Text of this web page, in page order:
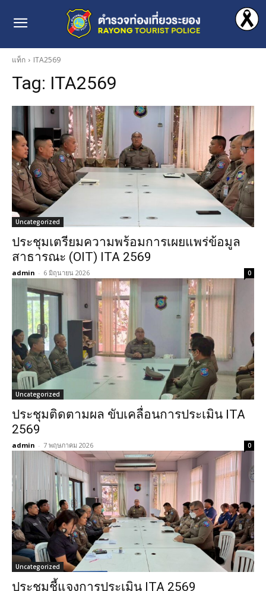
แท็ก ITA2569
Tag: ITA2569
Uncategorized
ประชุมเตรียมความพร้อมการเผยแพร่ข้อมูล
สาธารณะ (OIT) ITA 2569
admin - 6 มิถุนายน 2026 0
Uncategorized
ประชุมติดตามผล ขับเคลื่อนการประเมิน ITA
2569
admin - 7 พฤษภาคม 2026 0
Uncategorized
ประชุมชี้แจงการประเมิน ITA 2569